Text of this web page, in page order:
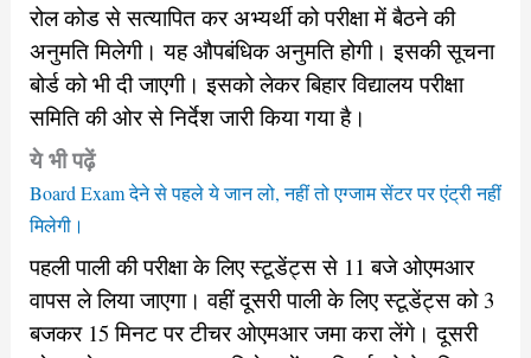
रोल कोड से सत्यापित कर अभ्यर्थी को परीक्षा में बैठने की
अनुमति मिलेगी। यह औपबंधिक अनुमति होगी। इसकी सूचना
बोर्ड को भी दी जाएगी। इसको लेकर बिहार विद्यालय परीक्षा
समिति की ओर से निर्देश जारी किया गया है।
ये भी पढ़ें
Board Exam देने से पहले ये जान लो, नहीं तो एग्जाम सेंटर पर एंट्री नहीं
मिलेगी।
पहली पाली की परीक्षा के लिए स्टूडेंट्स से 11 बजे ओएमआर
वापस ले लिया जाएगा। वहीं दूसरी पाली के लिए स्टूडेंट्स को 3
बजकर 15 मिनट पर टीचर ओएमआर जमा करा लेंगे। दूसरी